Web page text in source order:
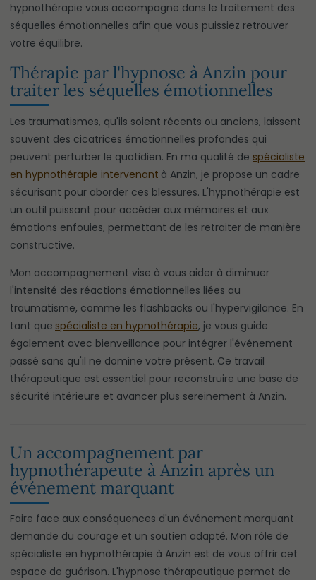
hypnothérapie vous accompagne dans le traitement des
séquelles émotionnelles afin que vous puissiez retrouver
votre équilibre.
Thérapie par l'hypnose à Anzin pour
traiter les séquelles émotionnelles
Les traumatismes, qu'ils soient récents ou anciens, laissent
souvent des cicatrices émotionnelles profondes qui
peuvent perturber le quotidien. En ma qualité de spécialiste
en hypnothérapie intervenant à Anzin, je propose un cadre
sécurisant pour aborder ces blessures. L'hypnothérapie est
un outil puissant pour accéder aux mémoires et aux
émotions enfouies, permettant de les retraiter de manière
constructive.
Mon accompagnement vise à vous aider à diminuer
l'intensité des réactions émotionnelles liées au
traumatisme, comme les flashbacks ou l'hypervigilance. En
tant que spécialiste en hypnothérapie, je vous guide
également avec bienveillance pour intégrer l'événement
passé sans qu'il ne domine votre présent. Ce travail
thérapeutique est essentiel pour reconstruire une base de
sécurité intérieure et avancer plus sereinement à Anzin.
Un accompagnement par
hypnothérapeute à Anzin après un
événement marquant
Faire face aux conséquences d'un événement marquant
demande du courage et un soutien adapté. Mon rôle de
spécialiste en hypnothérapie à Anzin est de vous offrir cet
espace de guérison. L'hypnose thérapeutique permet de